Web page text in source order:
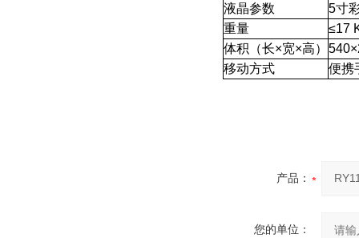
液晶参数
5寸
重量
≤17
体积（长×宽×高） 540
移动方式
便携
产品：
您的单位：